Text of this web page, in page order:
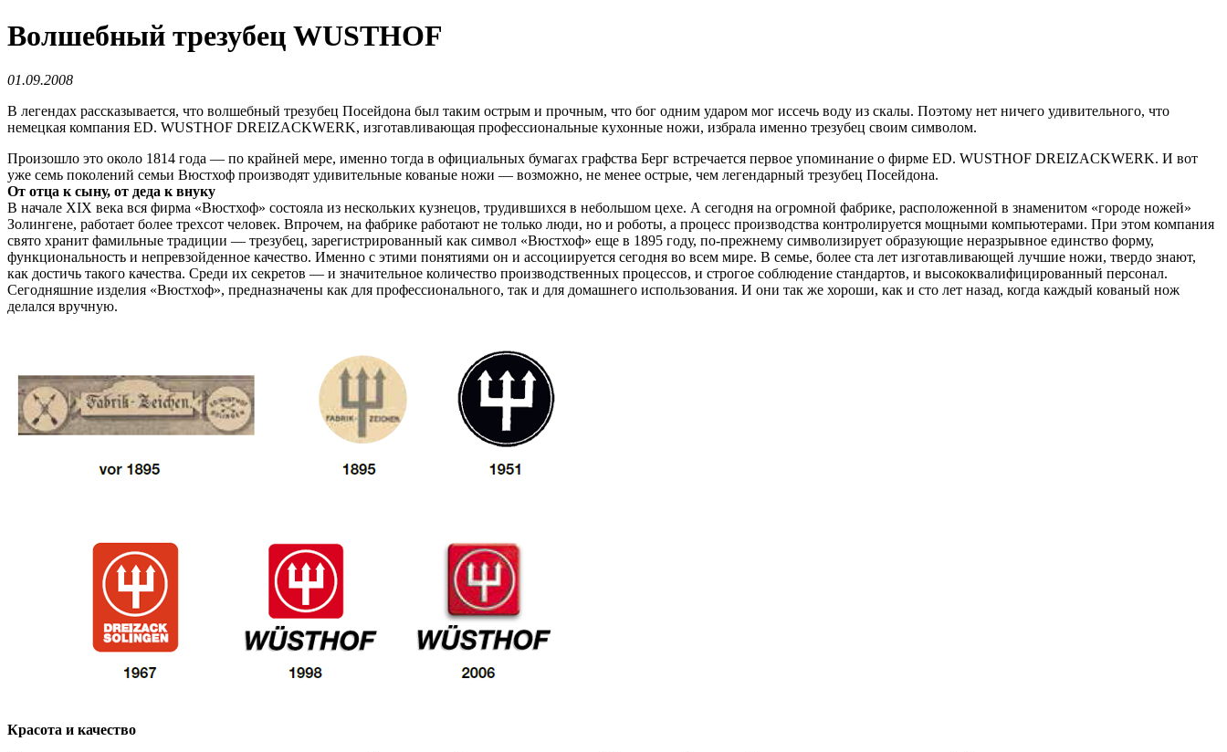
Волшебный трезубец WUSTHOF
01.09.2008
В легендах рассказывается, что волшебный трезубец Посейдона был таким острым и прочным, что бог одним ударом мог иссечь воду из скалы. Поэтому нет ничего удивительного, что
немецкая компания ED. WUSTHOF DREIZACKWERK, изготавливающая профессиональные кухонные ножи, избрала именно трезубец своим символом.
Произошло это около 1814 года — по крайней мере, именно тогда в официальных бумагах графства Берг встречается первое упоминание о фирме ED. WUSTHOF DREIZACKWERK. И вот
уже семь поколений семьи Вюстхоф производят удивительные кованые ножи — возможно, не менее острые, чем легендарный трезубец Посейдона.
От отца к сыну, от деда к внуку
В начале XIX века вся фирма «Вюстхоф» состояла из нескольких кузнецов, трудившихся в небольшом цехе. А сегодня на огромной фабрике, расположенной в знаменитом «городе ножей»
Золингене, работает более трехсот человек. Впрочем, на фабрике работают не только люди, но и роботы, а процесс производства контролируется мощными компьютерами. При этом компания
свято хранит фамильные традиции — трезубец, зарегистрированный как символ «Вюстхоф» еще в 1895 году, по-прежнему символизирует образующие неразрывное единство форму,
функциональность и непревзойденное качество. Именно с этими понятиями он и ассоциируется сегодня во всем мире. В семье, более ста лет изготавливающей лучшие ножи, твердо знают,
как достичь такого качества. Среди их секретов — и значительное количество производственных процессов, и строгое соблюдение стандартов, и высококвалифицированный персонал.
Сегодняшние изделия «Вюстхоф», предназначены как для профессионального, так и для домашнего использования. И они так же хороши, как и сто лет назад, когда каждый кованый нож
делался вручную.
Красота и качество